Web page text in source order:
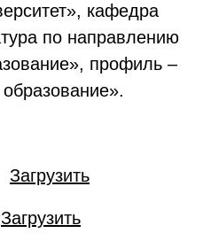
кафедра
по направлению
профиль –
Загрузить
Загрузить